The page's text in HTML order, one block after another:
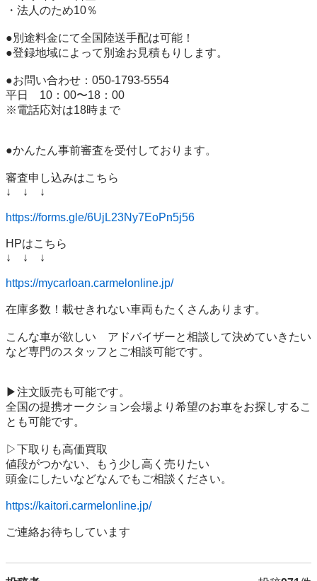
・法人のため10％
●別途料金にて全国陸送手配は可能！
●登録地域によって別途お見積もりします。
●お問い合わせ：050-1793-5554
平日　10：00〜18：00
※電話応対は18時まで
●かんたん事前審査を受付しております。
審査申し込みはこちら
↓　↓　↓
https://forms.gle/6UjL23Ny7EoPn5j56
HPはこちら
↓　↓　↓
https://mycarloan.carmelonline.jp/
在庫多数！載せきれない車両もたくさんあります。
こんな車が欲しい　アドバイザーと相談して決めていきたい
など専門のスタッフとご相談可能です。
▶︎注文販売も可能です。
全国の提携オークション会場より希望のお車をお探しするこ
とも可能です。
▷下取りも高価買取
値段がつかない、もう少し高く売りたい
頭金にしたいなどなんでもご相談ください。
https://kaitori.carmelonline.jp/